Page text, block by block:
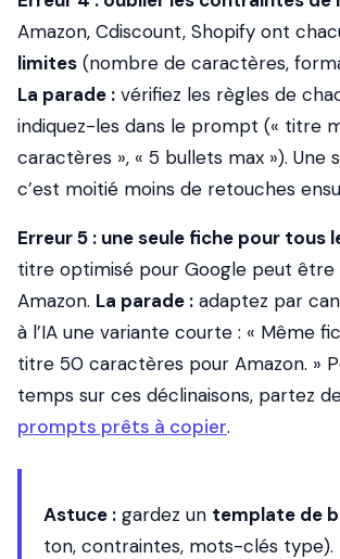
Amazon, Cdiscount, Shopify ont
limites (nombre de caractères,
La parade : vérifiez les règles de
indiquez-les dans le prompt (« titre
caractères », « 5 bullets max »). Une
c’est moitié moins de retouches
Erreur 5 : une seule fiche pour tous
titre optimisé pour Google peut
Amazon. La parade : adaptez par
à l’IA une variante courte : « Même
titre 50 caractères pour Amazon. »
temps sur ces déclinaisons, partez
prompts prêts à copier.
Astuce : gardez un template de
ton, contraintes, mots-clés type).